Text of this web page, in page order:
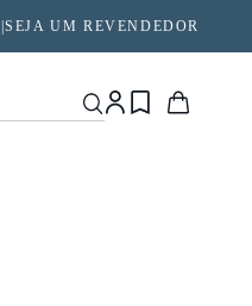
|SEJA UM REVENDEDOR